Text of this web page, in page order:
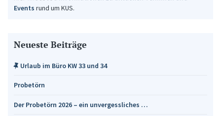
Events rund um KUS.
Neueste Beiträge
Urlaub im Büro KW 33 und 34
Probetörn
Der Probetörn 2026 – ein unvergessliches …